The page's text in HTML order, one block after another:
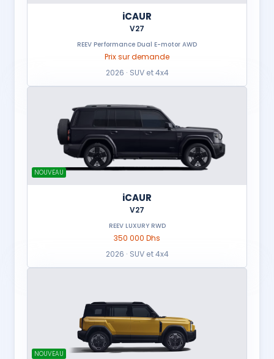
iCAUR
V27
REEV Performance Dual E-motor AWD
Prix sur demande
2026 · SUV et 4x4
NOUVEAU
iCAUR
V27
REEV LUXURY RWD
350 000 Dhs
2026 · SUV et 4x4
NOUVEAU